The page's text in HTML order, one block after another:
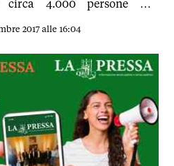
circa 4.000 persone per
2017 alle 16:04